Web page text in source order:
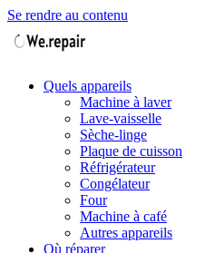
Se rendre au contenu
Quels appareils
Machine à laver
Lave-vaisselle
Sèche-linge
Plaque de cuisson
Réfrigérateur
Congélateur
Four
Machine à café
Autres appareils
Où réparer